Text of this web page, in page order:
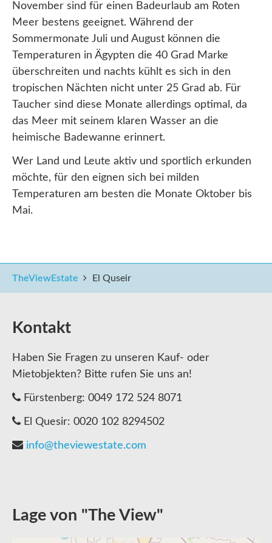
November sind für einen Badeurlaub am Roten
Meer bestens geeignet. Während der
Sommermonate Juli und August können die
Temperaturen in Ägypten die 40 Grad Marke
überschreiten und nachts kühlt es sich in den
tropischen Nächten nicht unter 25 Grad ab. Für
Taucher sind diese Monate allerdings optimal, da
das Meer mit seinem klaren Wasser an die
heimische Badewanne erinnert.
Wer Land und Leute aktiv und sportlich erkunden
möchte, für den eignen sich bei milden
Temperaturen am besten die Monate Oktober bis
Mai.
TheViewEstate El Quseir
Kontakt
Haben Sie Fragen zu unseren Kauf- oder
Mietobjekten? Bitte rufen Sie uns an!
Fürstenberg: 0049 172 524 8071
El Quesir: 0020 102 8294502
info@theviewestate.com
Lage von "The View"